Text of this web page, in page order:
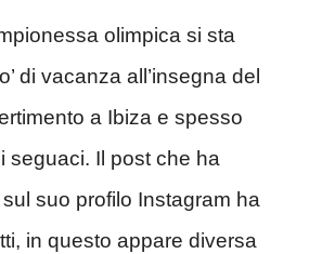
olimpica si sta
di vacanza all’insegna del
a Ibiza e spesso
seguaci. Il post che ha
suo profilo Instagram ha
in questo appare diversa